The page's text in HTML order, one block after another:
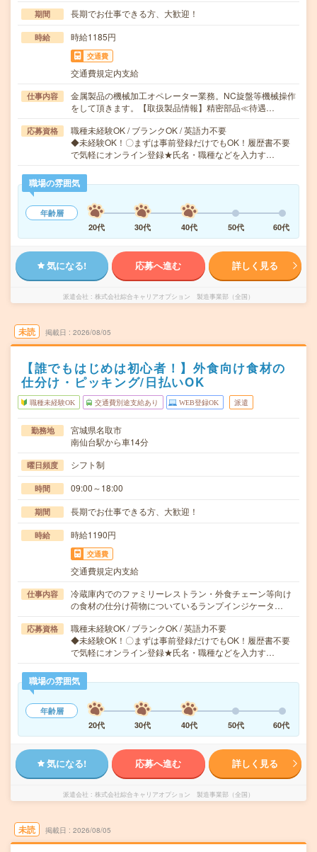
期間 長期でお仕事できる方、大歓迎！
時給 時給1185円
交通費
交通費規定内支給
仕事内容
金属製品の機械加工オペレーター業務。NC旋盤等機械操作
をして頂きます。【取扱製品情報】精密部品≪待遇…
応募資格
職種未経験OK / ブランクOK / 英語力不要
◆未経験OK！〇まずは事前登録だけでもOK！履歴書不要
で気軽にオンライン登録★氏名・職種などを入力す…
職場の雰囲気
年齢層
20代
30代 40代 50代 60代
気になる! 応募へ進む 詳しく見る
派遣会社 株式会社綜合キャリアオプション 製造事業部（全国）
未読 掲載日 2026/08/05
【誰でもはじめは初心者！】外食向け食材の
仕分け・ピッキング/日払いOK
職種未経験OK 交通費別途支給あり WEB登録OK 派遣
勤務地
宮城県名取市
南仙台駅から車14分
曜日頻度 シフト制
時間 09:00～18:00
期間 長期でお仕事できる方、大歓迎！
時給 時給1190円
交通費
交通費規定内支給
仕事内容
冷蔵庫内でのファミリーレストラン・外食チェーン等向け
の食材の仕分け荷物についているランプインジケータ…
応募資格
職種未経験OK / ブランクOK / 英語力不要
◆未経験OK！〇まずは事前登録だけでもOK！履歴書不要
で気軽にオンライン登録★氏名・職種などを入力す…
職場の雰囲気
年齢層
20代
30代 40代 50代 60代
気になる! 応募へ進む 詳しく見る
派遣会社 株式会社綜合キャリアオプション 製造事業部（全国）
未読 掲載日 2026/08/05